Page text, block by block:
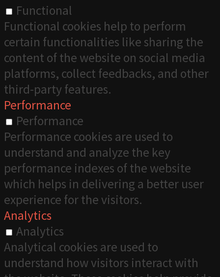
Functional
Functional cookies help to perform
certain functionalities like sharing the
content of the website on social media
platforms, collect feedbacks, and other
third-party features.
Performance
Performance
Performance cookies are used to
understand and analyze the key
performance indexes of the website
which helps in delivering a better user
experience for the visitors.
Analytics
Analytics
Analytical cookies are used to
understand how visitors interact with